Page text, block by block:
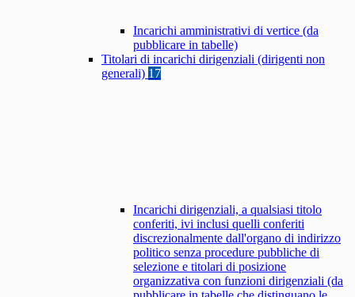
Incarichi amministrativi di vertice (da
pubblicare in tabelle)
Titolari di incarichi dirigenziali (dirigenti non
generali) 17
Incarichi dirigenziali, a qualsiasi titolo
conferiti, ivi inclusi quelli conferiti
discrezionalmente dall'organo di indirizzo
politico senza procedure pubbliche di
selezione e titolari di posizione
organizzativa con funzioni dirigenziali (da